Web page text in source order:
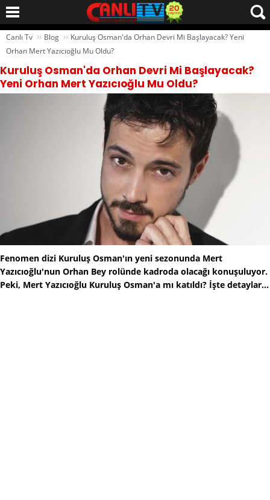
Canlı Tv ›› Blog ›› Kuruluş Osman'da Orhan Devri Mi Başlayacak? Yeni
Orhan Mert Yazıcıoğlu Mu Oldu?
Kuruluş Osman'da Orhan Devri Mi Başlayacak?
Yeni Orhan Mert Yazıcıoğlu Mu Oldu?
Fenomen dizi Kuruluş Osman'ın yeni sezonunda Mert
Yazıcıoğlu'nun Orhan Bey rolünde kadroda olacağı konuşuluyor.
Peki, Mert Yazıcıoğlu Kuruluş Osman'a mı katıldı? İşte detaylar...